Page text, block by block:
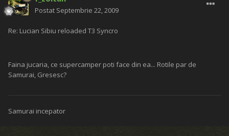
Postat Septembrie 22, 2009
Re: Lucian Sibiu reloaded T3 Syncro
Faina jucaria, ce supercamper poti face din ea... Rotile par de
Samurai, Gresesc?
Samurai incepator